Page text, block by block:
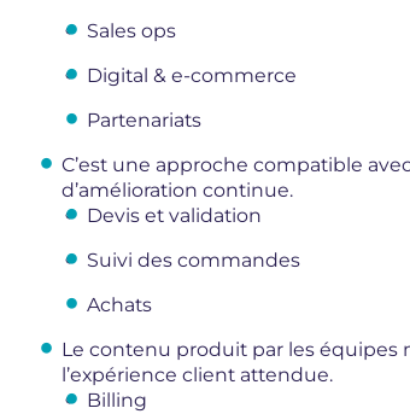
Sales ops
Digital & e-commerce
Partenariats
C’est une approche compatible
d’amélioration continue.
Devis et validation
Suivi des commandes
Achats
Le contenu produit par les
l’expérience client attendue.
Billing